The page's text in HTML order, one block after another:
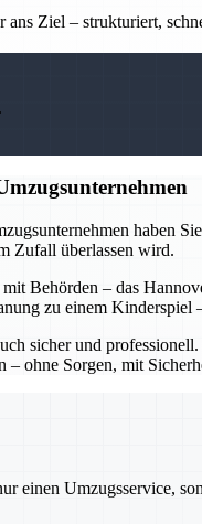
Ziel – strukturiert,
haben
Zufall überlassen wird.
Behörden – das
zu einem
sicher und
ohne Sorgen, mit
Umzugsservice,